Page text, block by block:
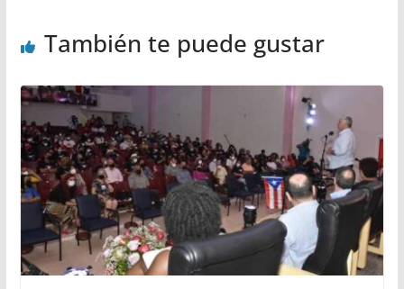
También te puede gustar